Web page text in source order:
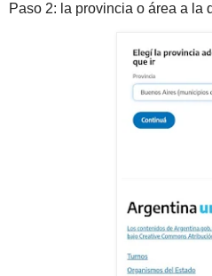
Paso 2: la provincia o área a la